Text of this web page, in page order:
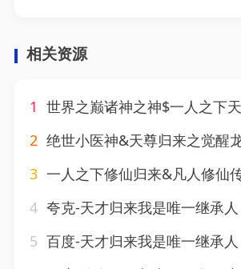
相关资源
1 世界之巅诸神之神$一人之下天尊归来
2 绝世小医神&天尊归来之觉醒龙魂&觉醒之高手在
3 一人之下修仙归来&凡人修仙传
4 夸克-天才归来我是唯一继承人（55集
5 百度-天才归来我是唯一继承人（55集